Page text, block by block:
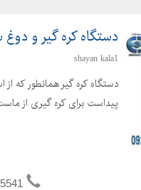
دستگاه کره گیر و دوغ
shayan kala1
دستگاه کره گیر همانطور که
پیداست برای کره گیری از
مخلوط شده و بحال...